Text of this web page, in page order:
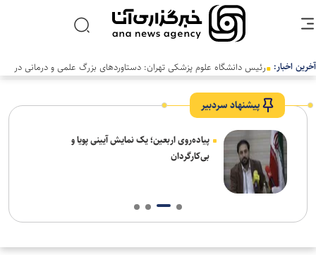
آخرین اخبار: رئیس دانشگاه علوم پزشکی تهران: دستاوردهای بزرگ علمی و درمانی در
پیشنهاد سردبیر
پیاده‌روی اربعین؛ یک نمایش آیینی پویا و
بی‌کارگردان